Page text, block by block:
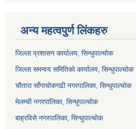
अन्य महत्वपुर्ण लिंकहरु
जिल्ला प्रशासन कार्यालय, सिन्धुपाल्चोक
जिल्ला समन्वय समितिको कार्यालय, सिन्धुपाल्चोक
चौतारा साँगाचोकगढी नगरपालिका, सिन्धुपाल्चोक
मेलम्ची नगरपालिका, सिन्धुपाल्चोक
बाह्रविसे नगरपालिका, सिन्धुपाल्चोक